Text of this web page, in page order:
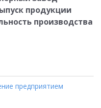
продукции
производства
предприятием